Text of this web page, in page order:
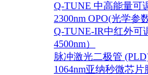
Q-TUNE 中高能量可
2300nm OPO(光学参
Q-TUNE-IR中红外可
4500nm）
脉冲激光二极管
1064nm亚纳秒微芯